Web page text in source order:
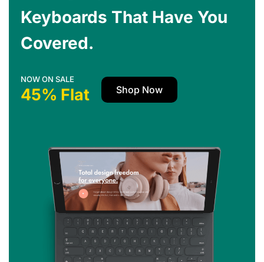
Keyboards That Have You
Covered.
NOW ON SALE
45% Flat Shop Now